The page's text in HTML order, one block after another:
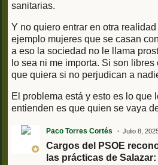
sanitarias.
Y no quiero entrar en otra
ejemplo mujeres que se casan
a eso la sociedad no le llama
lo sea ni me importa. Si son
que quiera si no perjudican a
El problema está y esto es lo que
entienden es que quien se vaya
Paco Torres Cortés Julio 8,
Cargos del PSOE
las prácticas de